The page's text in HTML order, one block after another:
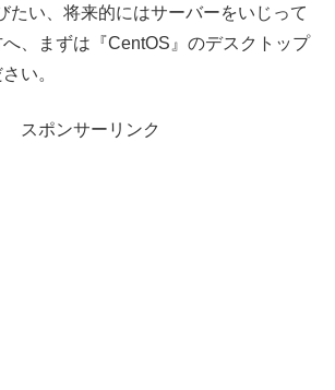
たい、将来的にはサーバーをいじって
、まずは『CentOS』のデスクトップ
い。
スポンサーリンク